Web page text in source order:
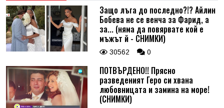
Защо лъга до последно?!? Айлин
Бобева не се венча за Фарид, а
за... (няма да повярвате кой е
мъжът й - СНИМКИ)
30562 0
ПОТВЪРДЕНО!! Прясно
разведеният Геро си хвана
любовницата и замина на море!
(СНИМКИ)